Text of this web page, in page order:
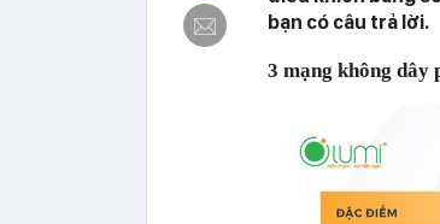
bạn có câu trả lời.
3 mạng không dây